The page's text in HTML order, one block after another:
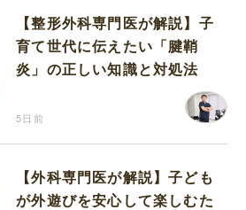
【整形外科専門医が解説】子
育て世代に伝えたい「腱鞘
炎」の正しい知識と対処法
5日前
【外科専門医が解説】子ども
が外遊びを安心して楽しむた